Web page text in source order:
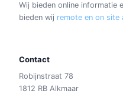
Wij bieden online informatie
bieden wij remote en on site
Contact
Robijnstraat 78
1812 RB Alkmaar